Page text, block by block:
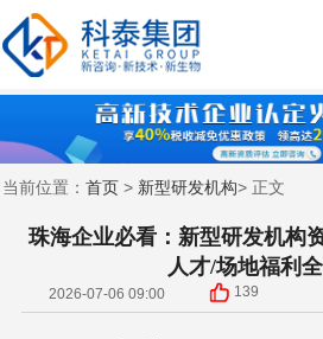
当前位置： 首页 > 新型研发机构> 正文
珠海企业必看：新型研发机构
人才/场地福利
2026-07-06 09:00 139